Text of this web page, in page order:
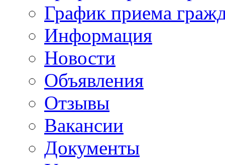
График приема
Информация
Новости
Объявления
Отзывы
Вакансии
Документы